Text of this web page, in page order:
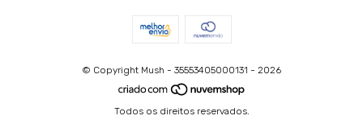
© Copyright Mush - 35553405000131 - 2026
Todos os direitos reservados.